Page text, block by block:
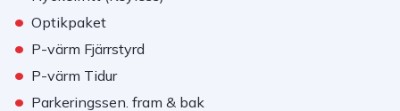
• Optikpaket
• P-värm Fjärrstyrd
• P-värm Tidur
• Parkeringssen. fram & bak